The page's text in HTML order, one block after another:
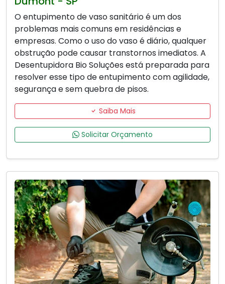
O entupimento de vaso sanitário é um dos
problemas mais comuns em residências e
empresas. Como o uso do vaso é diário, qualquer
obstrução pode causar transtornos imediatos. A
Desentupidora Bio Soluções está preparada para
resolver esse tipo de entupimento com agilidade,
segurança e sem quebra de pisos.
Saiba Mais
Solicitar Orçamento